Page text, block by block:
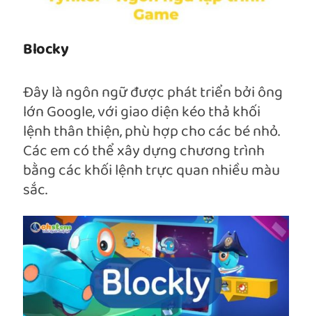
Blocky
Đây là ngôn ngữ được phát triển bởi ông
lớn Google, với giao diện kéo thả khối
lệnh thân thiện, phù hợp cho các bé nhỏ.
Các em có thể xây dựng chương trình
bằng các khối lệnh trực quan nhiều màu
sắc.